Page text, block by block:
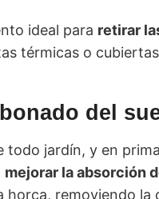
ideal para retirar
térmicas o
del
todo jardín, y en
mejorar la absorción
horca, removiendo la